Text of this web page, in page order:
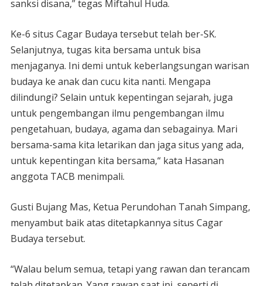
sanksi disana,” tegas Miftahul Huda.
Ke-6 situs Cagar Budaya tersebut telah ber-SK.
Selanjutnya, tugas kita bersama untuk bisa
menjaganya. Ini demi untuk keberlangsungan warisan
budaya ke anak dan cucu kita nanti. Mengapa
dilindungi? Selain untuk kepentingan sejarah, juga
untuk pengembangan ilmu pengembangan ilmu
pengetahuan, budaya, agama dan sebagainya. Mari
bersama-sama kita letarikan dan jaga situs yang ada,
untuk kepentingan kita bersama,“ kata Hasanan
anggota TACB menimpali.
Gusti Bujang Mas, Ketua Perundohan Tanah Simpang,
menyambut baik atas ditetapkannya situs Cagar
Budaya tersebut.
“Walau belum semua, tetapi yang rawan dan terancam